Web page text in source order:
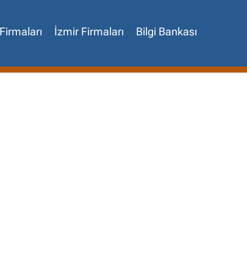
İzmir Firmaları Bilgi Bankası